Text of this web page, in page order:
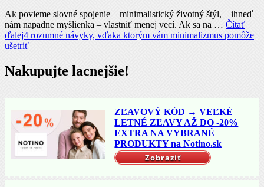
Ak povieme slovné spojenie – minimalistický životný štýl, – ihneď
nám napadne myšlienka – vlastniť menej vecí. Ak sa na … Čítať
ďalej4 rozumné návyky, vďaka ktorým vám minimalizmus pomôže
ušetriť
Nakupujte lacnejšie!
ZĽAVOVÝ KÓD → VEĽKÉ
LETNÉ ZĽAVY AŽ DO -20%
EXTRA NA VYBRANÉ
PRODUKTY na Notino.sk
Zobraziť